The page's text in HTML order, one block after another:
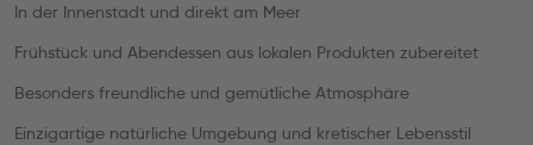
In der Innenstadt und direkt am Meer
Frühstück und Abendessen aus lokalen Produkten zubereitet
Besonders freundliche und gemütliche Atmosphäre
Einzigartige natürliche Umgebung und kretischer Lebensstil